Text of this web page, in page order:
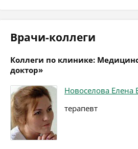
Врачи-коллеги
Коллеги по клинике:
доктор»
Новоселова Елена
терапевт